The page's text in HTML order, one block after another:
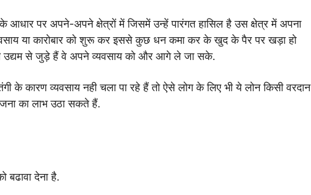
पर अपने-अपने क्षेत्रों में जिसमें उन्हें पारंगत हासिल है उस क्षेत्र में अपना
या कारोबार को शुरू कर इससे कुछ धन कमा कर के खुद के पैर पर खड़ा हो
उद्यम से जुड़े हैं वे अपने व्यवसाय को और आगे ले जा सके.
के कारण व्यवसाय नही चला पा रहे हैं तो ऐसे लोग के लिए भी ये लोन किसी वरदान
का लाभ उठा सकते हैं.
बढावा देना है.